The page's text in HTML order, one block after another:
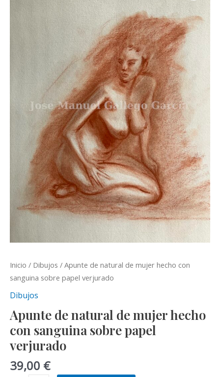
Inicio / Dibujos / Apunte de natural de mujer hecho con
sanguina sobre papel verjurado
Dibujos
Apunte de natural de mujer hecho
con sanguina sobre papel
verjurado
39,00 €